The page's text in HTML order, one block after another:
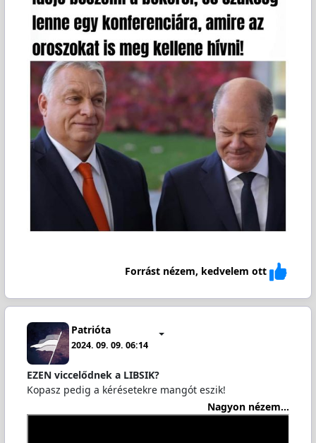
Forrást nézem, kedvelem ott
Patrióta
2024. 09. 09. 06:14
EZEN viccelődnek a LIBSIK?
Kopasz pedig a kérésetekre mangót eszik!
Nagyon nézem...